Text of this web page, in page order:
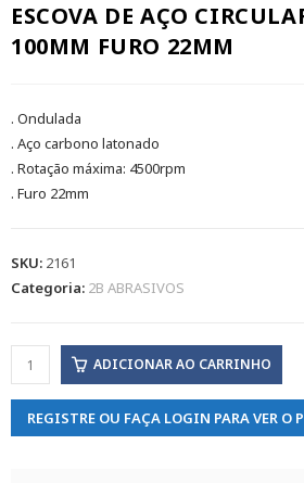
ESCOVA DE AÇO
100MM FURO 22MM
. Ondulada
. Aço carbono latonado
. Rotação máxima: 4500rpm
. Furo 22mm
SKU: 2161
Categoria: 2B ABRASIVOS
ADICIONAR AO CARRINHO
REGISTRE OU FAÇA LOGIN PARA VER O